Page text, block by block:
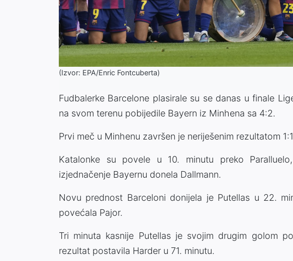
(Izvor: EPA/Enric Fontcuberta)
Fudbalerke Barcelone plasirale su se danas u finale
na svom terenu pobijedile Bayern iz Minhena sa 4:2.
Prvi meč u Minhenu završen je neriješenim rezultatom
Katalonke su povele u 10. minutu preko
izjednačenje Bayernu donela Dallmann.
Novu prednost Barceloni donijela je Putellas u 22.
povećala Pajor.
Tri minuta kasnije Putellas je svojim drugim golom
rezultat postavila Harder u 71. minutu.